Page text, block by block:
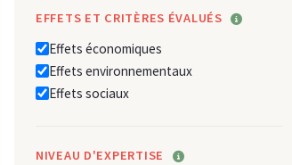
EFFETS ET CRITÈRES ÉVALUÉS
Effets économiques
Effets environnementaux
Effets sociaux
NIVEAU D'EXPERTISE